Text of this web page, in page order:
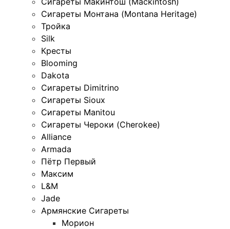
Сигареты Монтана (Montana Heritage)
Тройка
Silk
Кресты
Blooming
Dakota
Сигареты Dimitrino
Сигареты Sioux
Сигареты Manitou
Сигареты Чероки (Cherokee)
Alliance
Armada
Пётр Первый
Максим
L&M
Jade
Армянские Сигареты
Морион